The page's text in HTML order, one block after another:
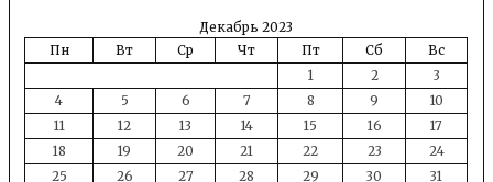
Декабрь 2023
Пн
Вт Ср Чт Пт Сб
Вс
1
2
3
4
5 6 7 8 9
10
11
12 13 14 15 16
17
18
19 20 21 22 23
24
25
26 27 28 29 30 31